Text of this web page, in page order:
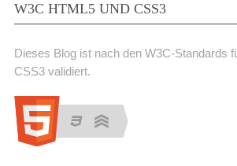
W3C HTML5 UND CSS3
Dieses Blog ist nach den W3C-Standards
CSS3 validiert.